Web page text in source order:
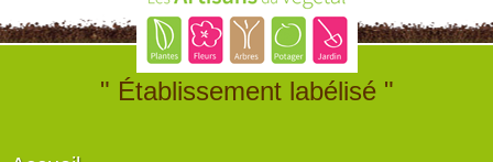
" Établissement labélisé "